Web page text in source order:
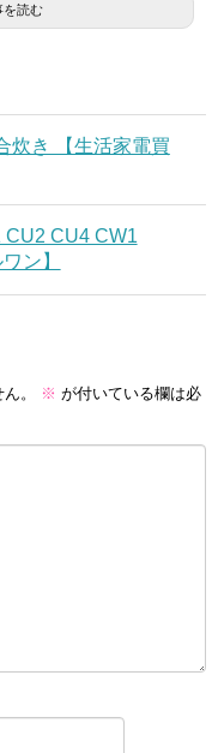
を読む
炊き 【生活家電買
CU2 CU4 CW1
ン】
。 ※ が付いている欄は必